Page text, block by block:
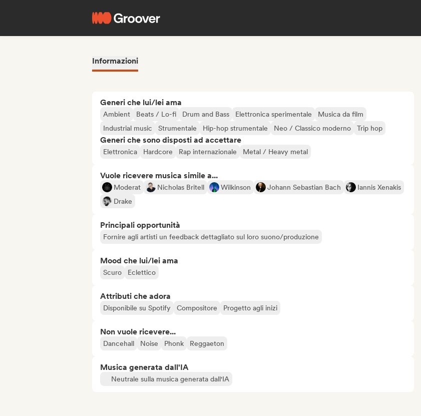
Informazioni
Generi che lui/lei ama
Ambient Beats / Lo-fi Drum and Bass Elettronica sperimentale
Musica da film
Industrial music
Strumentale Hip-hop strumentale Neo / Classico moderno Trip hop
Generi che sono disposti ad accettare
Elettronica Hardcore Rap internazionale Metal / Heavy metal
Vuole ricevere musica simile a...
Moderat Nicholas Britell Wilkinson Johann Sebastian Bach
Iannis Xenakis
Drake
Principali opportunità
Fornire agli artisti un feedback dettagliato sul loro suono/produzione
Mood che lui/lei ama
Scuro Eclettico
Attributi che adora
Disponibile su Spotify Compositore Progetto agli inizi
Non vuole ricevere...
Dancehall Noise Phonk Reggaeton
Musica generata dall'IA
Neutrale sulla musica generata dall'IA